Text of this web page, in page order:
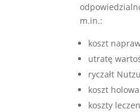
m.in.:
koszt
utratę
ryczałt
koszt
koszty